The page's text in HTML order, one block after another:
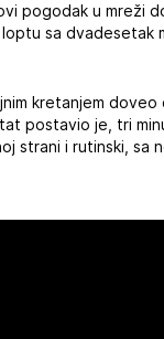
pogodak u mreži
sa
kretanjem
postavio je, tri
strani i rutinski, sa